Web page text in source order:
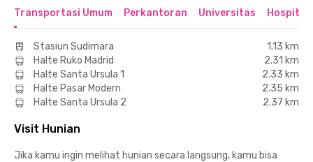
Transportasi Umum Perkantoran Universitas Hospital
Stasiun Sudimara
1.13 km
Halte Ruko Madrid
2.31 km
Halte Santa Ursula 1
2.33 km
Halte Pasar Modern
2.35 km
Halte Santa Ursula 2
2.37 km
Visit Hunian
Jika kamu ingin melihat hunian secara langsung, kamu bisa